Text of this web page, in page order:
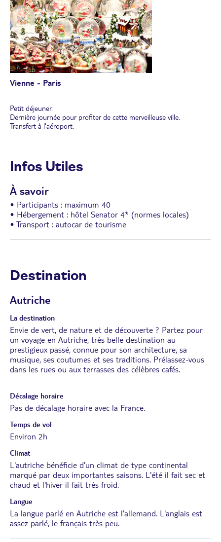
Vienne - Paris
Petit déjeuner.
Dernière journée pour profiter de cette merveilleuse ville.
Transfert à l'aéroport.
Infos Utiles
À savoir
• Participants : maximum 40
• Hébergement : hôtel Senator 4* (normes locales)
• Transport : autocar de tourisme
Destination
Autriche
La destination
Envie de vert, de nature et de découverte ? Partez pour
un voyage en Autriche, très belle destination au
prestigieux passé, connue pour son architecture, sa
musique, ses coutumes et ses traditions. Prélassez-vous
dans les rues ou aux terrasses des célèbres cafés.
Décalage horaire
Pas de décalage horaire avec la France.
Temps de vol
Environ 2h
Climat
L'autriche bénéficie d'un climat de type continental
marqué par deux importantes saisons. L'été il fait sec et
chaud et l'hiver il fait très froid.
Langue
La langue parlé en Autriche est l'allemand. L'anglais est
assez parlé, le français très peu.